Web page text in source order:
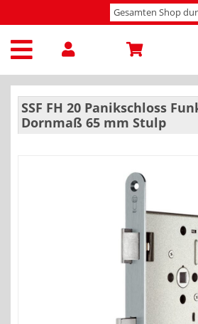
SSF FH 20 Panikschloss
Dornmaß 65 mm Stulp